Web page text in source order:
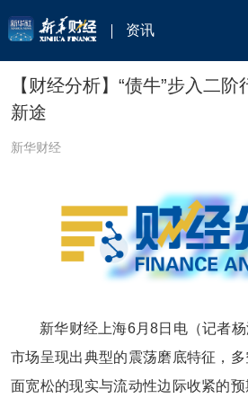
资讯
【财经分析】“债牛”步入二
新途
新华财经
新华财经上海6月8日电（记者
市场呈现出典型的震荡磨底特征，
面宽松的现实与流动性边际收紧的